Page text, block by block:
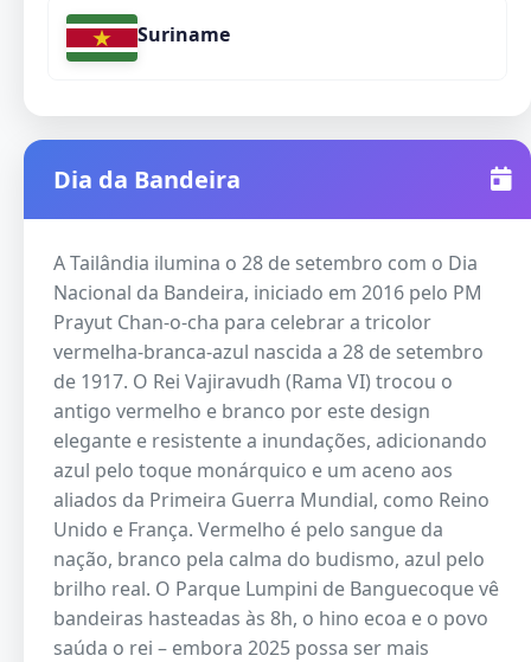
Suriname
Dia da Bandeira
A Tailândia ilumina o 28 de setembro com o Dia
Nacional da Bandeira, iniciado em 2016 pelo PM
Prayut Chan-o-cha para celebrar a tricolor
vermelha-branca-azul nascida a 28 de setembro
de 1917. O Rei Vajiravudh (Rama VI) trocou o
antigo vermelho e branco por este design
elegante e resistente a inundações, adicionando
azul pelo toque monárquico e um aceno aos
aliados da Primeira Guerra Mundial, como Reino
Unido e França. Vermelho é pelo sangue da
nação, branco pela calma do budismo, azul pelo
brilho real. O Parque Lumpini de Banguecoque vê
bandeiras hasteadas às 8h, o hino ecoa e o povo
saúda o rei – embora 2025 possa ser mais